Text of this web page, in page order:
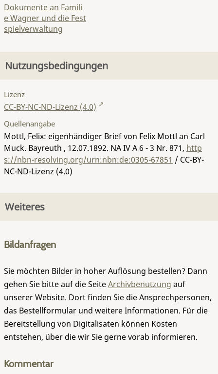
Dokumente an Famili
e Wagner und die Fest
spielverwaltung
Nutzungsbedingungen
Lizenz
CC-BY-NC-ND-Lizenz (4.0)
Quellenangabe
Mottl, Felix: eigenhändiger Brief von Felix Mottl an Carl
Muck. Bayreuth , 12.07.1892. NA IV A 6 - 3 Nr. 871, http
s://nbn-resolving.org/urn:nbn:de:0305-67851 / CC-BY-
NC-ND-Lizenz (4.0)
Weiteres
Bildanfragen
Sie möchten Bilder in hoher Auflösung bestellen? Dann
gehen Sie bitte auf die SeiteArchivbenutzung auf
unserer Website. Dort finden Sie die Ansprechpersonen,
das Bestellformular und weitere Informationen. Für die
Bereitstellung von Digitalisaten können Kosten
entstehen, über die wir Sie gerne vorab informieren.
Kommentar